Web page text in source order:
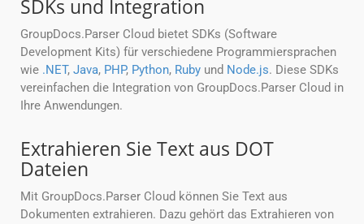
SDKs und Integration
GroupDocs.Parser Cloud bietet SDKs (Software
Development Kits) für verschiedene Programmiersprachen
wie .NET, Java, PHP, Python, Ruby und Node.js. Diese SDKs
vereinfachen die Integration von GroupDocs.Parser Cloud in
Ihre Anwendungen.
Extrahieren Sie Text aus DOT
Dateien
Mit GroupDocs.Parser Cloud können Sie Text aus
Dokumenten extrahieren. Dazu gehört das Extrahieren von